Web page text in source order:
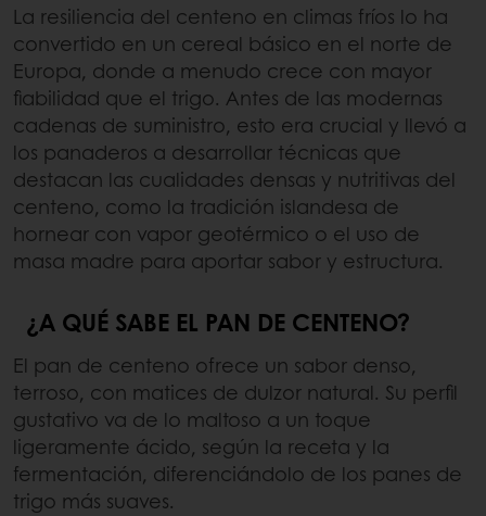
La resiliencia del centeno en climas fríos lo ha
convertido en un cereal básico en el norte de
Europa, donde a menudo crece con mayor
fiabilidad que el trigo. Antes de las modernas
cadenas de suministro, esto era crucial y llevó a
los panaderos a desarrollar técnicas que
destacan las cualidades densas y nutritivas del
centeno, como la tradición islandesa de
hornear con vapor geotérmico o el uso de
masa madre para aportar sabor y estructura.
¿A QUÉ SABE EL PAN DE CENTENO?
El pan de centeno ofrece un sabor denso,
terroso, con matices de dulzor natural. Su perfil
gustativo va de lo maltoso a un toque
ligeramente ácido, según la receta y la
fermentación, diferenciándolo de los panes de
trigo más suaves.